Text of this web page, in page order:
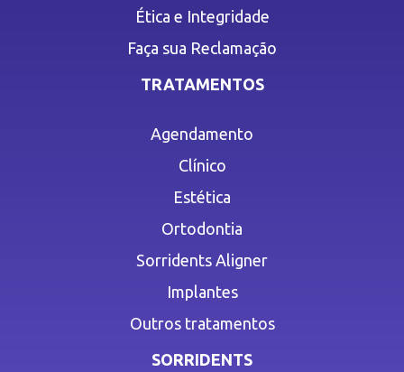
Ética e Integridade
Faça sua Reclamação
TRATAMENTOS
Agendamento
Clínico
Estética
Ortodontia
Sorridents Aligner
Implantes
Outros tratamentos
SORRIDENTS